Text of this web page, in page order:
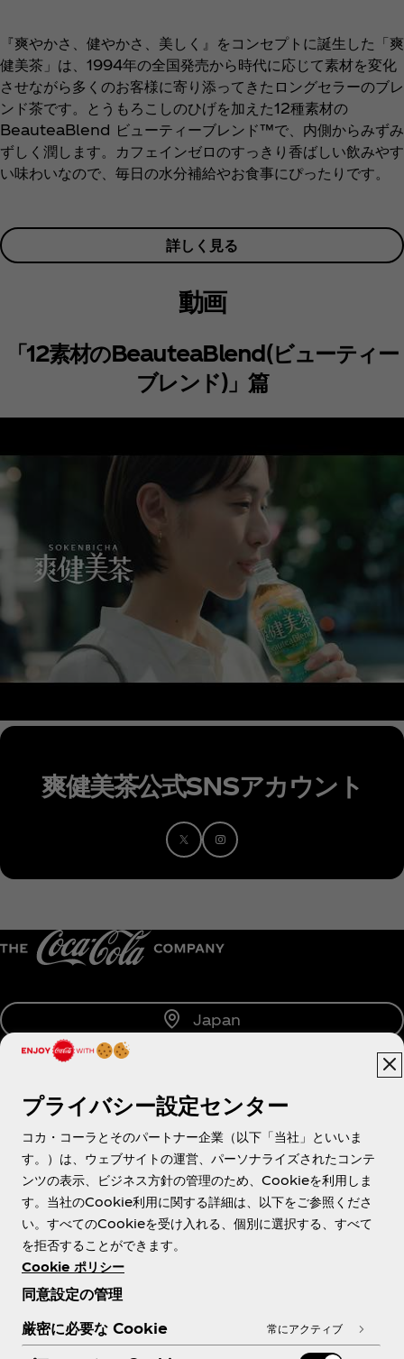
『爽やかさ、健やかさ、美しく』をコンセプトに誕生した「爽
健美茶」は、1994年の全国発売から時代に応じて素材を変化
させながら多くのお客様に寄り添ってきたロングセラーのブレ
ンド茶です。とうもろこしのひげを加えた12種素材の
BeauteaBlend ビューティーブレンド™で、内側からみずみ
ずしく潤します。カフェインゼロのすっきり香ばしい飲みやす
い味わいなので、毎日の水分補給やお食事にぴったりです。
詳しく見る
動画
「12素材のBeauteaBlend(ビューティー
ブレンド)」篇
爽健美茶公式SNSアカウント
Japan
About us
Need help?
各種ポリシー
プライバシー設定センター
コカ・コーラとそのパートナー企業（以下「当社」といいま
す。）は、ウェブサイトの運営、パーソナライズされたコンテ
ンツの表示、ビジネス方針の管理のため、Cookieを利用しま
す。当社のCookie利用に関する詳細は、以下をご参照くださ
い。すべてのCookieを受け入れる、個別に選択する、すべて
を拒否することができます。
Cookie ポリシー
同意設定の管理
厳密に必要な Cookie
常にアクティブ